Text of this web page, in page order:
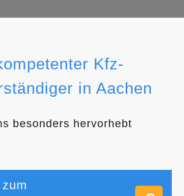
Kfz-
in Aachen
besonders hervorhebt